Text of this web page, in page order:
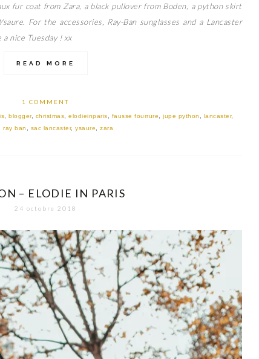
fur coat from Zara, a black pullover from Boden, a python skirt
For the accessories, Ray-Ban sunglasses and a Lancaster
nice Tuesday ! xx
READ MORE
1 COMMENT
blogger, christmas elodieinparis fausse fourrure jupe python lancaster,
ray ban sac lancaster, ysaure zara
– ELODIE IN PARIS
24 octobre 2018